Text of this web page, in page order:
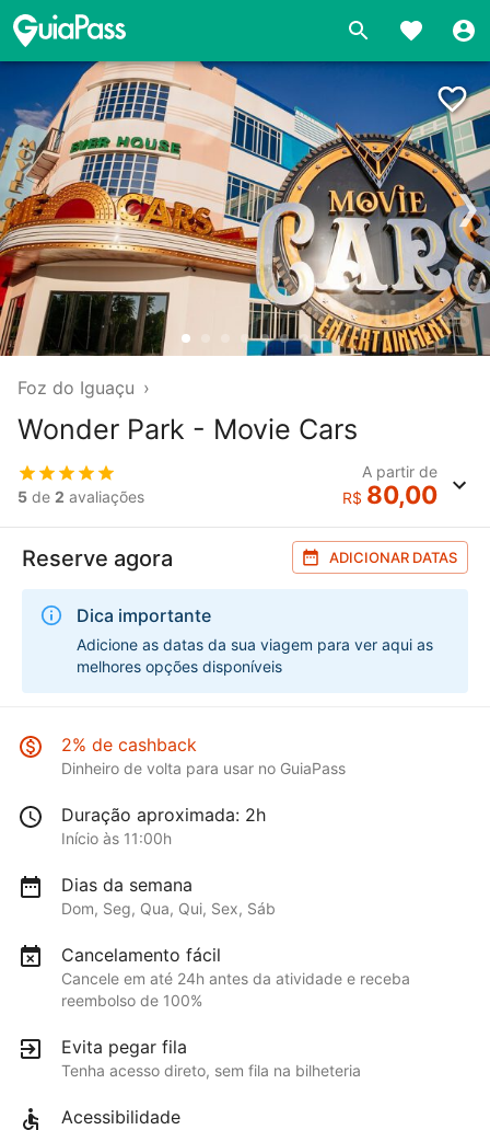
❯
Foz do Iguaçu ›
Wonder Park - Movie Cars
5 de 2 avaliações
A partir de
R$ 80,00
Reserve agora ADICIONAR DATAS
Dica importante
Adicione as datas da sua viagem para ver aqui as
melhores opções disponíveis
2% de cashback
Dinheiro de volta para usar no GuiaPass
Duração aproximada: 2h
Início às 11:00h
Dias da semana
Dom, Seg, Qua, Qui, Sex, Sáb
Cancelamento fácil
Cancele em até 24h antes da atividade e receba
reembolso de 100%
Evita pegar fila
Tenha acesso direto, sem fila na bilheteria
Acessibilidade